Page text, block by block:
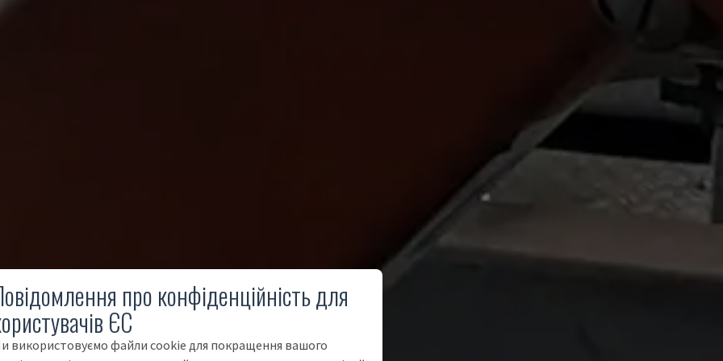
про конфіденційність для
ЄС
використовуємо файли cookie для покращення вашого